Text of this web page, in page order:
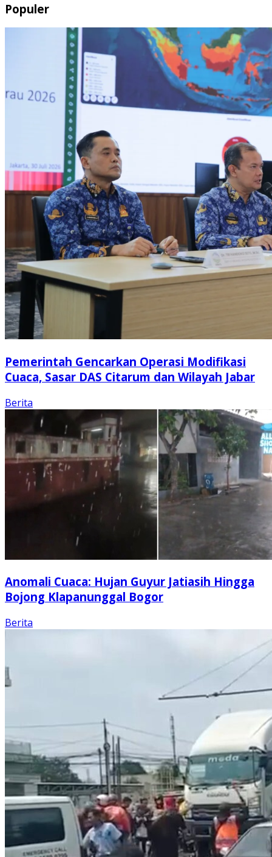
Populer
Pemerintah Gencarkan Operasi Modifikasi
Cuaca, Sasar DAS Citarum dan Wilayah Jabar
Berita
Anomali Cuaca: Hujan Guyur Jatiasih Hingga
Bojong Klapanunggal Bogor
Berita